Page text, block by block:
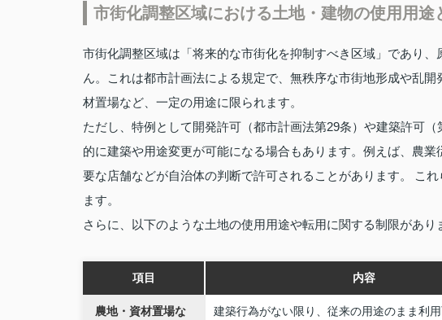
市街化調整区域における土地・建物の使用用途
市街化調整区域は「将来的な市街化を抑制すべき区域」であり
ん。これは都市計画法による規定で、無秩序な市街地形成や乱
材置場など、一定の用途に限られます。
ただし、特例として開発許可（都市計画法第29条）や建築許可
的に建築や用途変更が可能になる場合もあります。例えば、農
要な店舗などが自治体の判断で許可されることがあります。 こ
ます。
さらに、以下のような土地の使用用途や転用に関する制限があり
項目 内容
農地・資材置場な
建築行為がない限り、従来の用途のまま利